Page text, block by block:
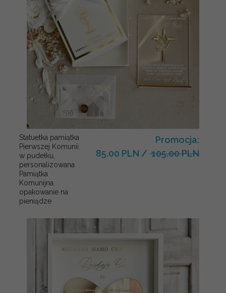
Statuetka pamiątka
Pierwszej Komunii
w pudełku,
personalizowana
Pamiątka
Komunijna
opakowanie na
pieniądze
Promocja:
85.00 PLN / 105.00 PLN